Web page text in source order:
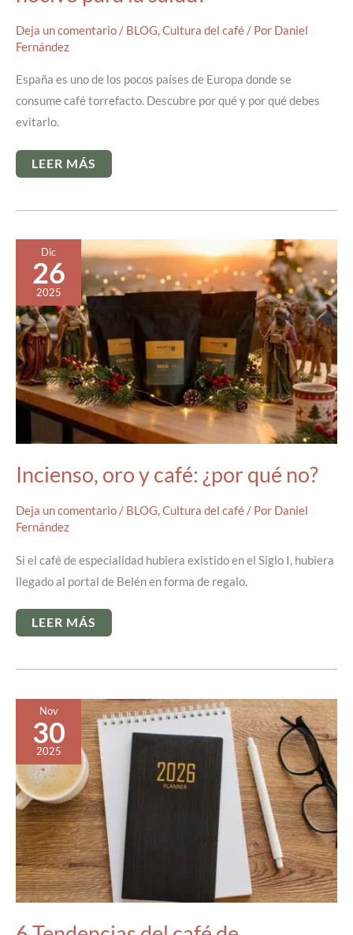
Deja un comentario / BLOG,Cultura del café / Por Daniel
Fernández
España es uno de los pocos países de Europa donde se
consume café torrefacto. Descubre por qué y por qué debes
evitarlo.
¿POR
QUÉ
TORREFACTO
CONSUMIDO
EN
ESPAÑA
SIENDO
NOCIVO
PARA
LA
SALUD?
LEER MÁS
Dic
26
2025
Incienso, oro y café: ¿por qué no?
Deja un comentario / BLOG,Cultura del café / Por Daniel
Fernández
Si el café de especialidad hubiera existido en el Siglo I, hubiera
llegado al portal de Belén en forma de regalo.
INCIENSO,
ORO
¿POR
LEER MÁS
Nov
30
2025